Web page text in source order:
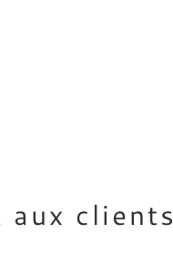
clients